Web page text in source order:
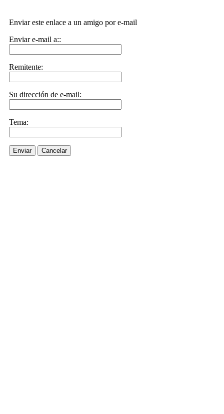
Enviar este enlace a un amigo por e-mail
Enviar e-mail a::
Remitente:
Su dirección de e-mail:
Tema:
Enviar Cancelar